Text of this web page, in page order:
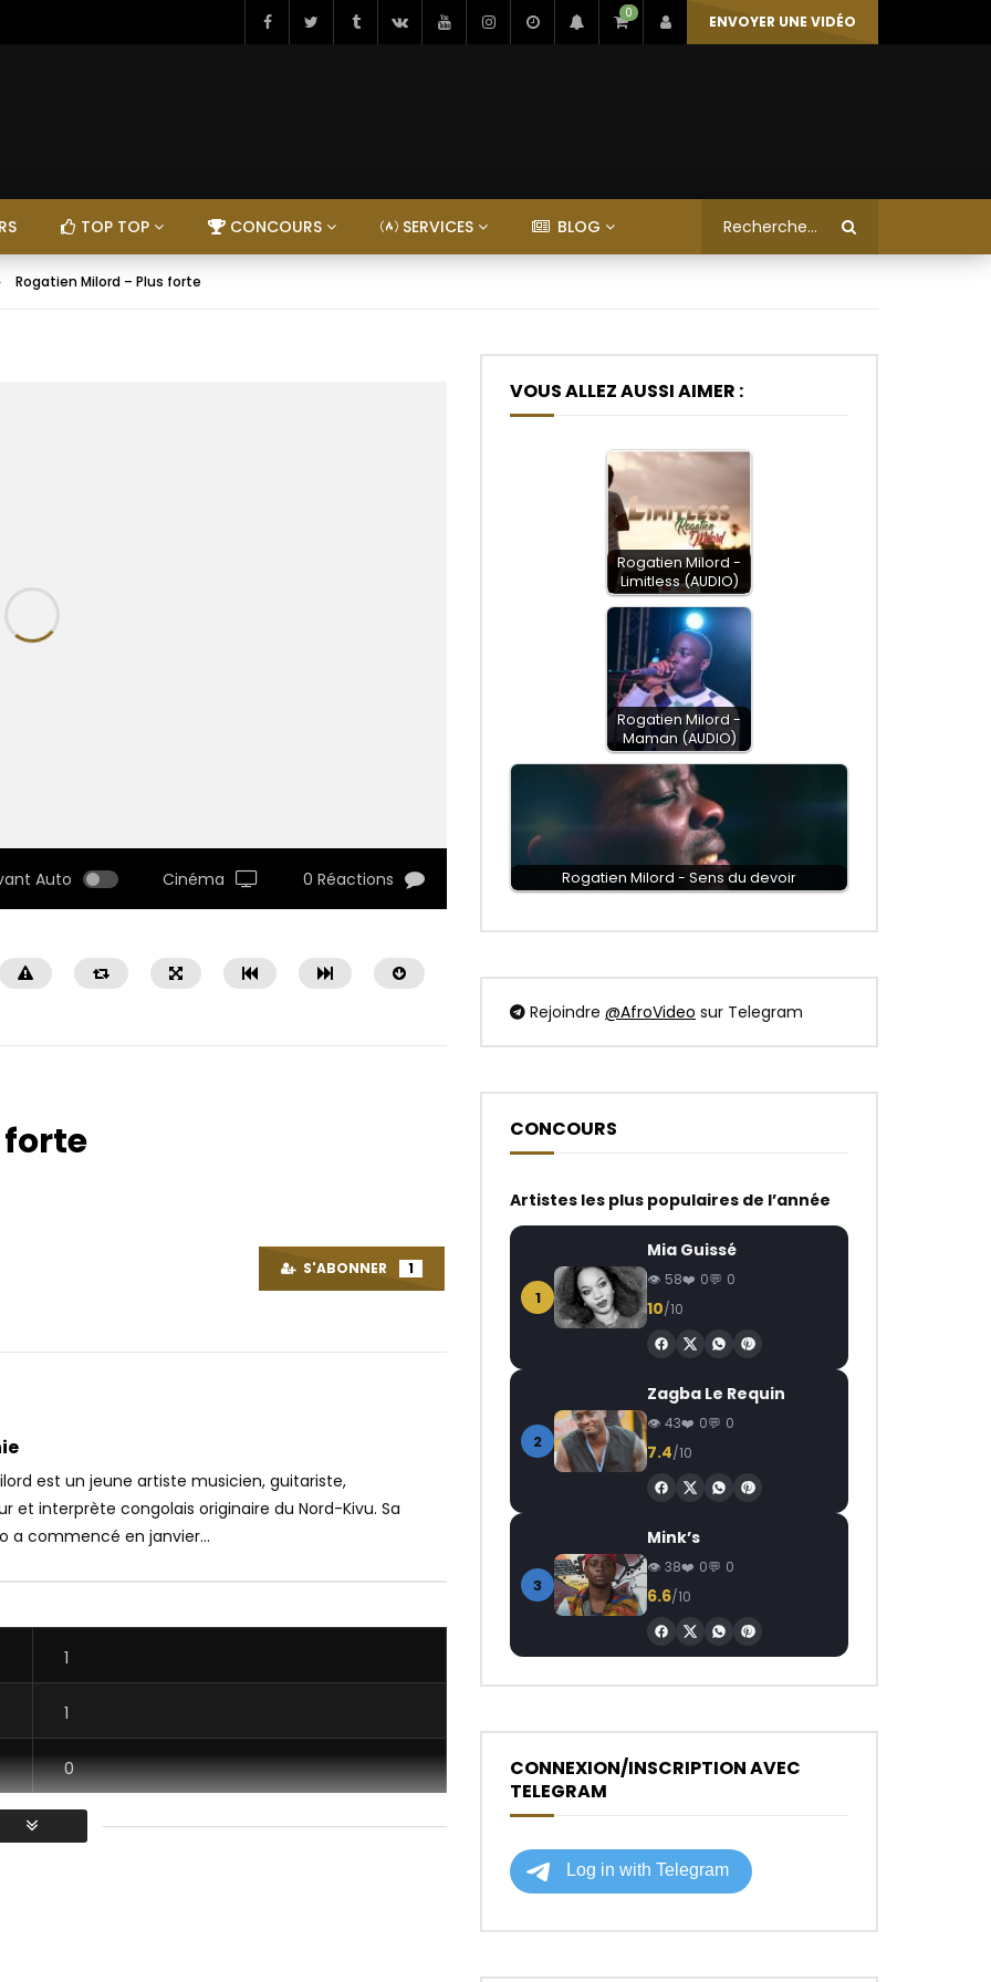
0 ENVOYER UNE VIDÉO
TOP TOP CONCOURS SERVICES BLOG
Rogatien Milord – Plus forte
Auto Cinéma 0 Réactions
Remix
AFRICAVOICE
7 ANS PASSÉ
06:58
7 ANS PASSÉ
0
485 0 0
Sessimè – DAAGA
forte
S'ABONNER 1
est un jeune artiste musicien, guitariste,
et interprète congolais originaire du Nord-Kivu. Sa
a commencé en janvier...
1
1
0
VOUS ALLEZ AUSSI AIMER :
Rogatien Milord -
Limitless (AUDIO)
Rogatien Milord -
Maman (AUDIO)
Rogatien Milord - Sens du devoir
Rejoindre @AfroVideo sur Telegram
CONCOURS
Artistes les plus populaires de l’année
1
Mia Guissé
58 0 0
10/10
2
Zagba Le Requin
43 0 0
7.4/10
3
Mink’s
38 0 0
6.6/10
CONNEXION/INSCRIPTION AVEC
TELEGRAM